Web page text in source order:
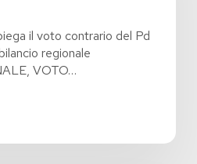
il voto contrario del Pd
regionale
VOTO…